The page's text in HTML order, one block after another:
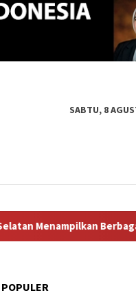
SABTU, 8
Berbagai Produk